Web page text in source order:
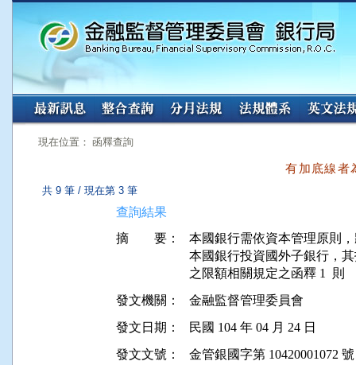
:::
現在位置： 函釋查詢
有加底線者
共 9 筆 / 現在第 3 筆
查詢結果
摘 要：
本國銀行需依資本管理原則
本國銀行投資國外子銀行，
發文機關：
金融監督管理委員會
發文日期：
民國 104 年 04 月 24 日
發文文號：
金管銀國字第 10420001072